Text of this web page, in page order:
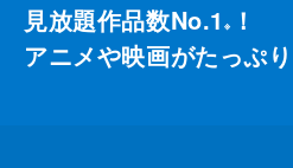
見放題作品数No.1 ※
！
アニメや映画がたっぷり